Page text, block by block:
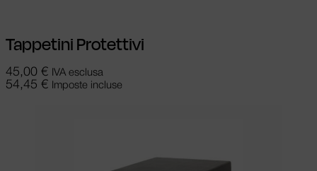
Tappetini Protettivi
45,00 € IVA esclusa
54,45 € Imposte incluse